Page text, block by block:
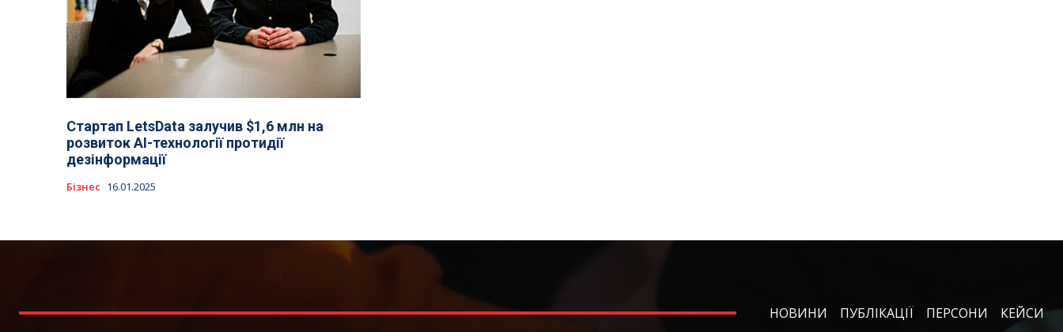
Стартап LetsData залучив $1,6 млн на
розвиток АІ-технології протидії
дезінформації
Бізнес 16.01.2025
НОВИНИ ПУБЛІКАЦІЇ ПЕРСОНИ КЕЙСИ